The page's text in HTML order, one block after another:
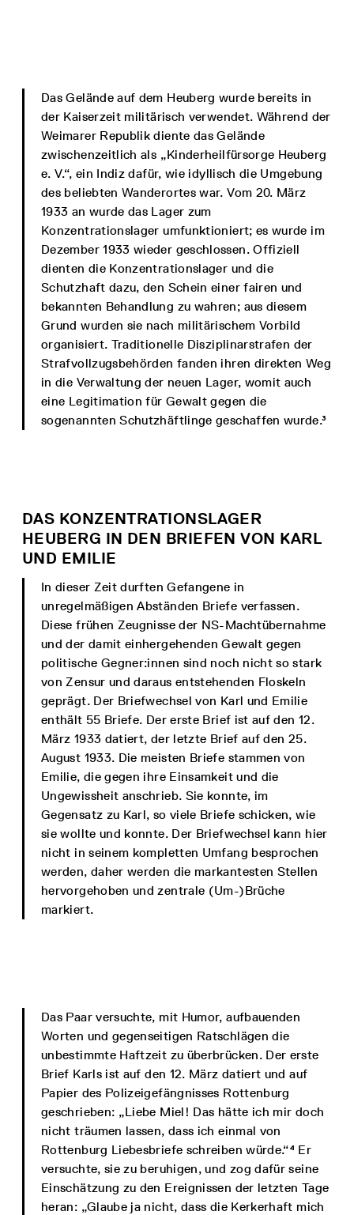
Das Gelände auf dem Heuberg wurde bereits in
der Kaiserzeit militärisch verwendet. Während der
Weimarer Republik diente das Gelände
zwischenzeitlich als „Kinderheilfürsorge Heuberg
e. V.“, ein Indiz dafür, wie idyllisch die Umgebung
des beliebten Wanderortes war. Vom 20. März
1933 an wurde das Lager zum
Konzentrationslager umfunktioniert; es wurde im
Dezember 1933 wieder geschlossen. Offiziell
dienten die Konzentrationslager und die
Schutzhaft dazu, den Schein einer fairen und
bekannten Behandlung zu wahren; aus diesem
Grund wurden sie nach militärischem Vorbild
organisiert. Traditionelle Disziplinarstrafen der
Strafvollzugsbehörden fanden ihren direkten Weg
in die Verwaltung der neuen Lager, womit auch
eine Legitimation für Gewalt gegen die
sogenannten Schutzhäftlinge geschaffen wurde.³
DAS KONZENTRATIONSLAGER
HEUBERG IN DEN BRIEFEN VON KARL
UND EMILIE
In dieser Zeit durften Gefangene in
unregelmäßigen Abständen Briefe verfassen.
Diese frühen Zeugnisse der NS-Machtübernahme
und der damit einhergehenden Gewalt gegen
politische Gegner:innen sind noch nicht so stark
von Zensur und daraus entstehenden Floskeln
geprägt. Der Briefwechsel von Karl und Emilie
enthält 55 Briefe. Der erste Brief ist auf den 12.
März 1933 datiert, der letzte Brief auf den 25.
August 1933. Die meisten Briefe stammen von
Emilie, die gegen ihre Einsamkeit und die
Ungewissheit anschrieb. Sie konnte, im
Gegensatz zu Karl, so viele Briefe schicken, wie
sie wollte und konnte. Der Briefwechsel kann hier
nicht in seinem kompletten Umfang besprochen
werden, daher werden die markantesten Stellen
hervorgehoben und zentrale (Um-)Brüche
markiert.
Das Paar versuchte, mit Humor, aufbauenden
Worten und gegenseitigen Ratschlägen die
unbestimmte Haftzeit zu überbrücken. Der erste
Brief Karls ist auf den 12. März datiert und auf
Papier des Polizeigefängnisses Rottenburg
geschrieben: „Liebe Miel! Das hätte ich mir doch
nicht träumen lassen, dass ich einmal von
Rottenburg Liebesbriefe schreiben würde.“⁴ Er
versuchte, sie zu beruhigen, und zog dafür seine
Einschätzung zu den Ereignissen der letzten Tage
heran: „Glaube ja nicht, dass die Kerkerhaft mich